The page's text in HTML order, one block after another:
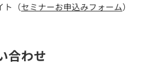
ト（セミナーお申込みフォーム）
合わせ